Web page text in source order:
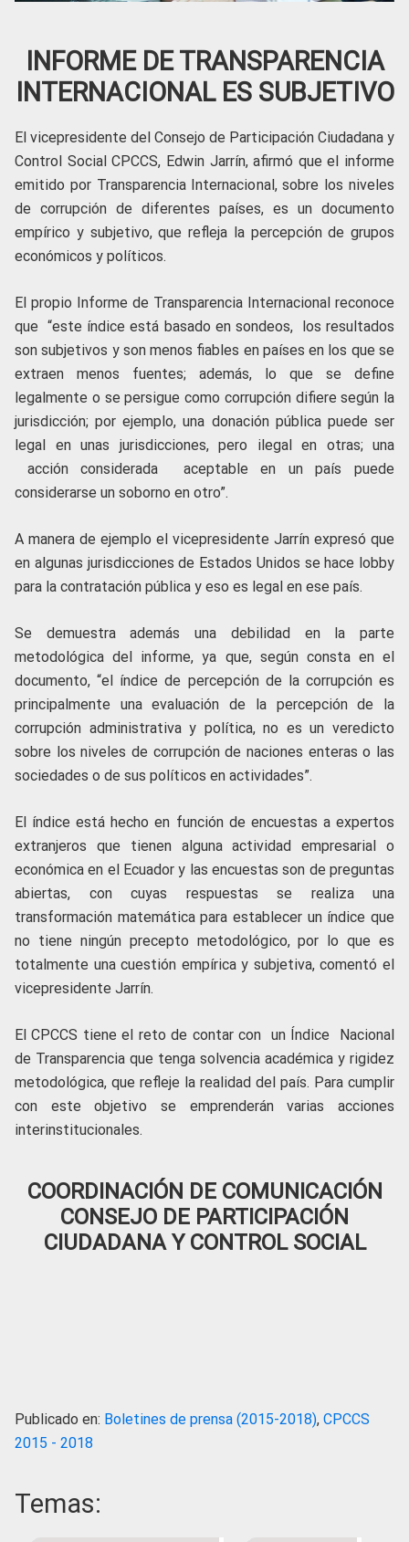
INFORME DE TRANSPARENCIA
INTERNACIONAL ES SUBJETIVO
El vicepresidente del Consejo de Participación Ciudadana y
Control Social CPCCS, Edwin Jarrín, afirmó que el informe
emitido por Transparencia Internacional, sobre los niveles
de corrupción de diferentes países, es un documento
empírico y subjetivo, que refleja la percepción de grupos
económicos y políticos.
El propio Informe de Transparencia Internacional reconoce
que “este índice está basado en sondeos, los resultados
son subjetivos y son menos fiables en países en los que se
extraen menos fuentes; además, lo que se define
legalmente o se persigue como corrupción difiere según la
jurisdicción; por ejemplo, una donación pública puede ser
legal en unas jurisdicciones, pero ilegal en otras; una
acción considerada aceptable en un país puede
considerarse un soborno en otro”.
A manera de ejemplo el vicepresidente Jarrín expresó que
en algunas jurisdicciones de Estados Unidos se hace lobby
para la contratación pública y eso es legal en ese país.
Se demuestra además una debilidad en la parte
metodológica del informe, ya que, según consta en el
documento, “el índice de percepción de la corrupción es
principalmente una evaluación de la percepción de la
corrupción administrativa y política, no es un veredicto
sobre los niveles de corrupción de naciones enteras o las
sociedades o de sus políticos en actividades”.
El índice está hecho en función de encuestas a expertos
extranjeros que tienen alguna actividad empresarial o
económica en el Ecuador y las encuestas son de preguntas
abiertas, con cuyas respuestas se realiza una
transformación matemática para establecer un índice que
no tiene ningún precepto metodológico, por lo que es
totalmente una cuestión empírica y subjetiva, comentó el
vicepresidente Jarrín.
El CPCCS tiene el reto de contar con un Índice Nacional
de Transparencia que tenga solvencia académica y rigidez
metodológica, que refleje la realidad del país. Para cumplir
con este objetivo se emprenderán varias acciones
interinstitucionales.
COORDINACIÓN DE COMUNICACIÓN
CONSEJO DE PARTICIPACIÓN
CIUDADANA Y CONTROL SOCIAL
Publicado en: Boletines de prensa (2015-2018), CPCCS
2015 - 2018
Temas: